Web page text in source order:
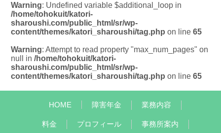
Warning: Undefined variable $additional_loop in
/home/tohokuit/katori-
sharoushi.com/public_html/sr/wp-
content/themes/katori_sharoushi/tag.php on line65
Warning: Attempt to read property "max_num_pages" on
null in/home/tohokuit/katori-
sharoushi.com/public_html/sr/wp-
content/themes/katori_sharoushi/tag.php on line65
HOME 障害年金 業務内容
料金 プロフィール 事務所案内